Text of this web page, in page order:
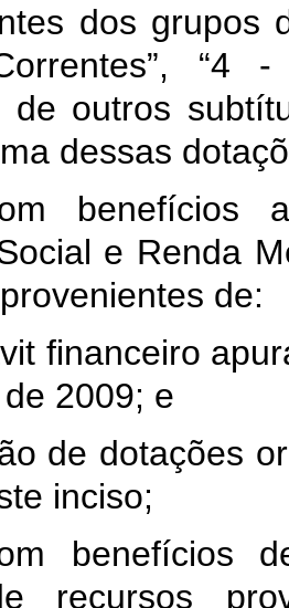
dos grupos
“4
de outros
dessas
benefícios
e Renda
de:
financeiro
2009; e
de dotações
inciso;
benefícios
recursos